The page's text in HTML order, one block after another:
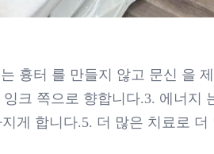
흉터 를 만들지 않고 문신 을
크 쪽으로 향합니다.3. 에너지
게 합니다.5. 더 많은 치료로